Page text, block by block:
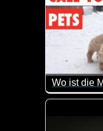
Wo ist die
Tiere und